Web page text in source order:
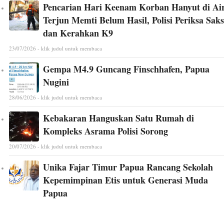
Pencarian Hari Keenam Korban Hanyut di
Terjun Memti Belum Hasil, Polisi Periksa
dan Kerahkan K9
23/07/2026 - klik judul untuk membaca
Gempa M4.9 Guncang Finschhafen, Papua
Nugini
28/06/2026 - klik judul untuk membaca
Kebakaran Hanguskan Satu Rumah di
Kompleks Asrama Polisi Sorong
20/07/2026 - klik judul untuk membaca
Unika Fajar Timur Papua Rancang Sekolah
Kepemimpinan Etis untuk Generasi Muda
Papua